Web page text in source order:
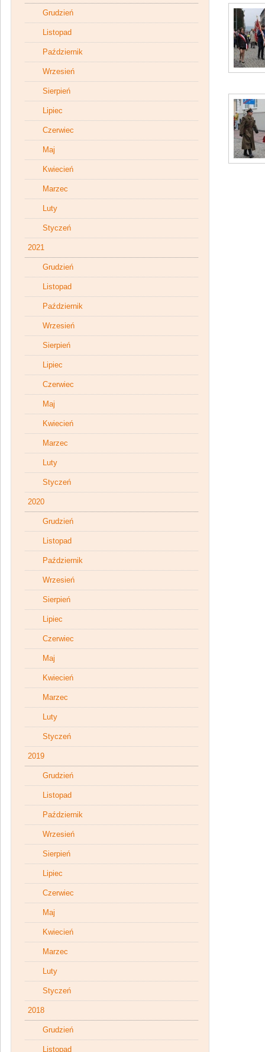
Grudzień
Listopad
Październik
Wrzesień
Sierpień
Lipiec
Czerwiec
Maj
Kwiecień
Marzec
Luty
Styczeń
2021
Grudzień
Listopad
Październik
Wrzesień
Sierpień
Lipiec
Czerwiec
Maj
Kwiecień
Marzec
Luty
Styczeń
2020
Grudzień
Listopad
Październik
Wrzesień
Sierpień
Lipiec
Czerwiec
Maj
Kwiecień
Marzec
Luty
Styczeń
2019
Grudzień
Listopad
Październik
Wrzesień
Sierpień
Lipiec
Czerwiec
Maj
Kwiecień
Marzec
Luty
Styczeń
2018
Grudzień
Listopad